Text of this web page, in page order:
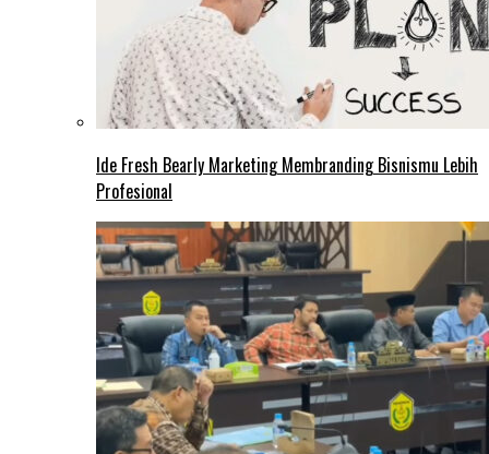
Ide Fresh Bearly Marketing Membranding Bisnismu Lebih
Profesional